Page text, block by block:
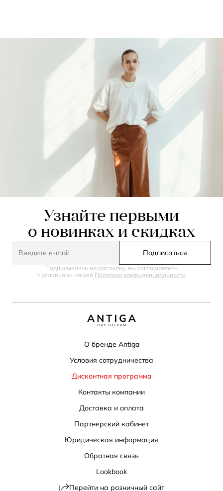
Узнайте первыми
о новинках и скидках
Подписаться
Подписываясь на рассылку, вы соглашаетесь
с условиями нашей Политики конфиденциальности
О бренде Antiga
Условия сотрудничества
Дисконтная программа
Контакты компании
Доставка и оплата
Партнерский кабинет
Юридическая информация
Обратная связь
Lookbook
Перейти на розничный сайт